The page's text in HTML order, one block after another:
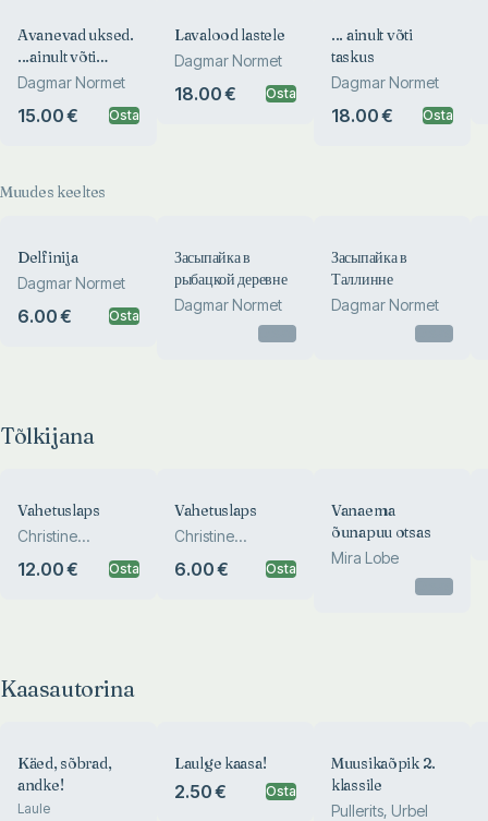
Avanevad uksed.
...ainult võti
taskus
Dagmar Normet
15.00 € Osta
Lavalood lastele
Dagmar Normet
18.00 € Osta
... ainult võti
taskus
Dagmar Normet
18.00 € Osta
Muudes keeltes
Delfinija
Dagmar Normet
6.00 € Osta
Засыпайка в
рыбацкой деревне
Dagmar Normet
Засыпайка в
Таллинне
Dagmar Normet
Tõlkijana
Vahetuslaps
Christine
12.00 € Osta
Vahetuslaps
Christine
6.00 € Osta
Vanaema
õunapuu otsas
Mira Lobe
Kaasautorina
Käed, sõbrad,
andke!
Laule
Laulge kaasa!
2.50 € Osta
Muusikaõpik 2.
klassile
Pullerits, Urbel